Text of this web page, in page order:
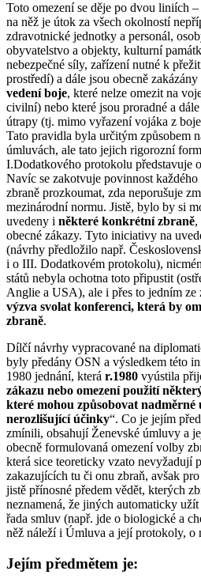
Toto omezení se děje po dvou liniích
na něž je útok za všech okolností
zdravotnické jednotky a personál,
obyvatelstvo a objekty, kulturní
nebezpečné síly, zařízení nutné k
prostředí) a dále jsou obecně zakázány
vedení boje, které nelze omezit na
civilní) nebo které jsou proradné a
útrapy (tj. mimo vyřazení vojáka z
Tato pravidla byla určitým způsobem
úmluvách, ale tato jejich rigorozní
I.Dodatkového protokolu představuje
Navíc se zakotvuje povinnost
zbraně prozkoumat, zda neporušuje
mezinárodní normu. Jistě, bylo by si
uvedeny i některé konkrétní zbraně,
obecné zákazy. Tyto iniciativy na
(návrhy předložilo např.
i o III. Dodatkovém protokolu),
států nebyla ochotna toto připustit
Anglie a USA), ale i přes to jedním ze
výzva svolat konferenci, která by
zbraně.
Dílčí návrhy vypracované na
byly předány OSN a výsledkem této
1980 jednání, která r.1980 vyústila
zákazu nebo omezení použití
které mohou způsobovat
nerozlišující účinky“. Co je jejím
zmínili, obsahují Ženevské úmluvy a
obecně formulovaná omezení volby
která sice teoreticky vzato nevyžadují
zakazujících tu či onu zbraň, avšak
jistě přínosné předem vědět, kterých
neznamená, že jiných automaticky
řada smluv (např. jde o biologické a
něž náleží i Úmluva a její protokoly, o
Jejím předmětem je: